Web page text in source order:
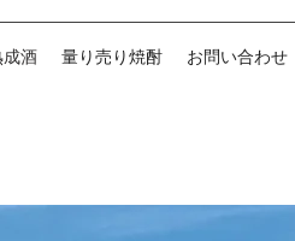
酒 量り売り焼酎 お問い合わせ